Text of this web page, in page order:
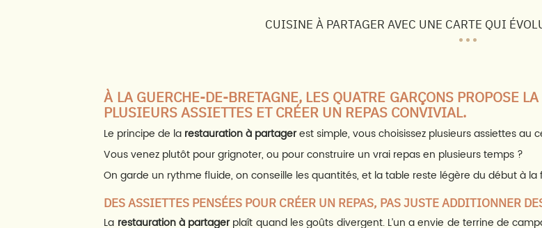
CUISINE À PARTAGER AVEC UNE CARTE QUI
À LA GUERCHE-DE-BRETAGNE, LES QUATRE GARÇONS PROPOSE
PLUSIEURS ASSIETTES ET CRÉER UN REPAS CONVIVIAL.
Le principe de la restauration à partagerest simple, vous choisissez plusieurs assiettes au
Vous venez plutôt pour grignoter, ou pour construire un vrai repas en plusieurs temps ?
On garde un rythme fluide, on conseille les quantités, et la table reste légère du début à la
DES ASSIETTES PENSÉES POUR CRÉER UN REPAS, PAS JUSTE ADDITIONNER
La restauration à partagerplaît quand les goûts divergent. L’un a envie de terrine de